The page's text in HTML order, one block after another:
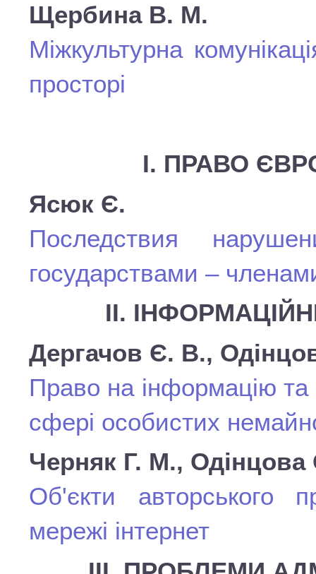
Щербина В. М.
Міжкультурна
просторі
І. ПРАВО
Ясюк Є.
Последствия
государствами –
ІІ.
Дергачов Є. В.,
Право на інформацію та
сфері особистих
Черняк Г. М.,
Об'єкти авторського
мережі інтернет